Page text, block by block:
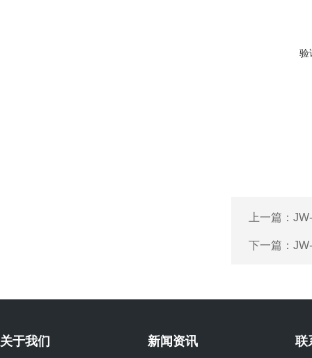
验
上一篇：
下一篇：
关于我们 新闻资讯 联